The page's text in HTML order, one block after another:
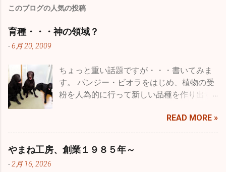
このブログの人気の投稿
育種・・・神の領域？
-6月 20, 2009
ちょっと重い話題ですが・・・書いてみま
す。 パンジー・ビオラをはじめ、植物の受
粉を人為的に行って新しい品種を作り出す
が、専門用語に育種という言葉がありま
す。 種を育てると書きますが、要は受粉を
した種を播いて結果を品種として固まるま
で受粉・採種・育苗を繰り返すことをいい
READ MORE »
やまね工房、創業１９８５年～
-2月 16, 2026